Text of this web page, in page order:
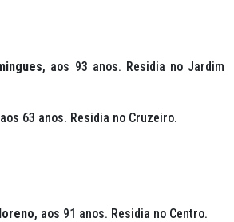
, aos 93 anos. Residia no Jardim
63 anos. Residia no Cruzeiro.
, aos 91 anos. Residia no Centro.